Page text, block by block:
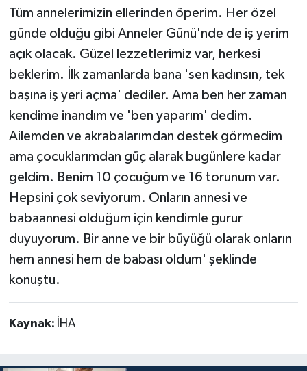
Tüm annelerimizin ellerinden öperim. Her özel
günde olduğu gibi Anneler Günü'nde de iş yerim
açık olacak. Güzel lezzetlerimiz var, herkesi
beklerim. İlk zamanlarda bana 'sen kadınsın, tek
başına iş yeri açma' dediler. Ama ben her zaman
kendime inandım ve 'ben yaparım' dedim.
Ailemden ve akrabalarımdan destek görmedim
ama çocuklarımdan güç alarak bugünlere kadar
geldim. Benim 10 çocuğum ve 16 torunum var.
Hepsini çok seviyorum. Onların annesi ve
babaannesi olduğum için kendimle gurur
duyuyorum. Bir anne ve bir büyüğü olarak onların
hem annesi hem de babası oldum' şeklinde
konuştu.
Kaynak: İHA